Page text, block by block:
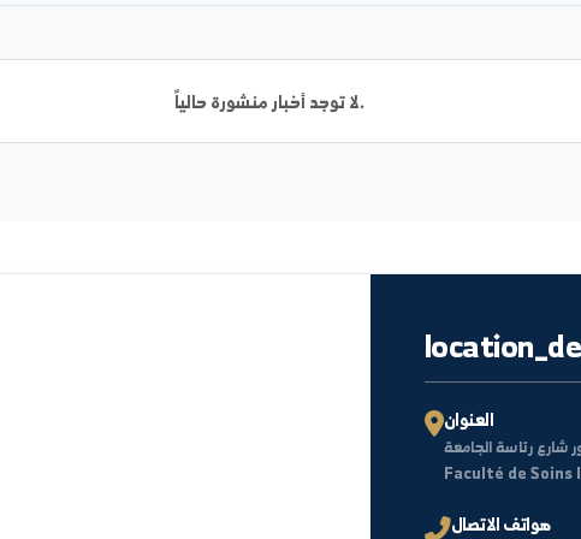
ACADEMIC_STAFF
لا توجد أخبار منشورة حالياً.